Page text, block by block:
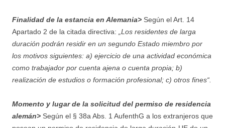
Finalidad de la estancia en Alemania> Según el Art. 14
Apartado 2 de la citada directiva:
„Los residentes de larga
duración podrán residir en un segundo Estado miembro por
los motivos siguientes: a) ejercicio de una actividad económica
como trabajador por cuenta ajena o cuenta propia; b)
realización de estudios o formación profesional; c) otros fines“.
Momento y lugar de la solicitud del permiso de residencia
alemán> Según el § 38a Abs. 1 AufenthG a los extranjeros que